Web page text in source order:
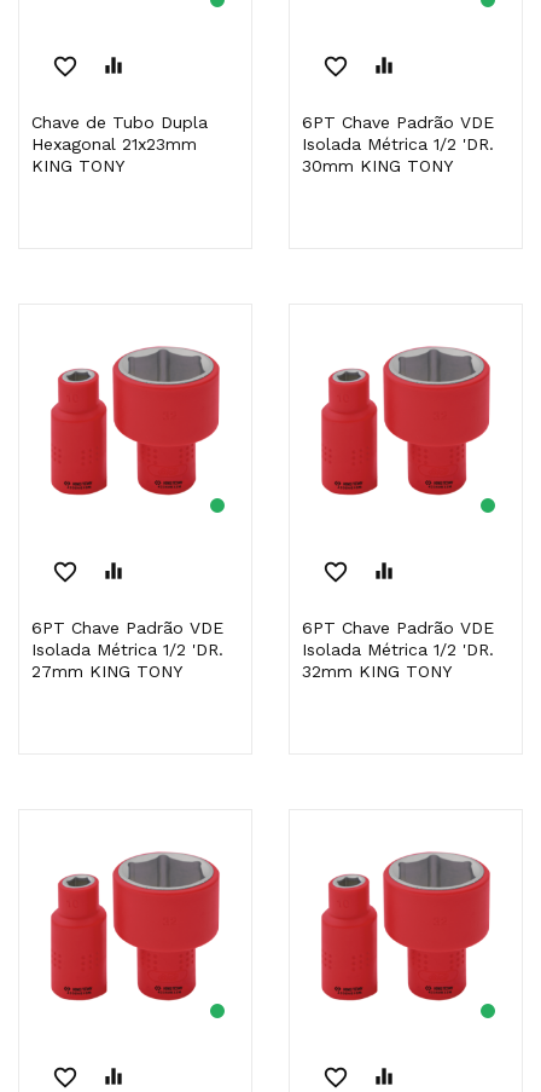
favorite_border equalizer
Chave de Tubo Dupla
Hexagonal 21x23mm
KING TONY
favorite_border equalizer
6PT Chave Padrão VDE
Isolada Métrica 1/2 'DR.
30mm KING TONY
favorite_border equalizer
6PT Chave Padrão VDE
Isolada Métrica 1/2 'DR.
27mm KING TONY
favorite_border equalizer
6PT Chave Padrão VDE
Isolada Métrica 1/2 'DR.
32mm KING TONY
favorite_border equalizer favorite_border equalizer